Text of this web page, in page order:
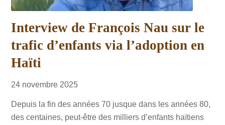
Interview de François Nau sur le
trafic d’enfants via l’adoption en
Haïti
24 novembre 2025
Depuis la fin des années 70 jusque dans les années 80,
des centaines, peut-être des milliers d’enfants haïtiens